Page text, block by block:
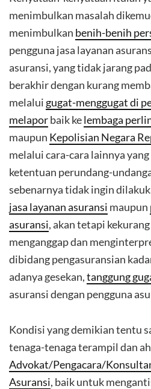
menimbulkan masalah
menimbulkan benih-benih
pengguna jasa layanan
asuransi, yang tidak jarang
berakhir dengan kurang
melalui gugat-menggugat di
melaporbaik kelembaga
maupun Kepolisian Negara
melalui cara-cara lainnya
ketentuan perundang-
sebenarnya tidak ingin
jasa layanan asuransi maupun
asuransi, akan tetapi
menganggap dan
dibidang pengasuransian
adanya gesekan,tanggung
asuransi dengan pengguna
Kondisi yang demikian tentu
tenaga-tenaga terampil dan
Advokat/Pengacara/
Asuransi, baik untuk